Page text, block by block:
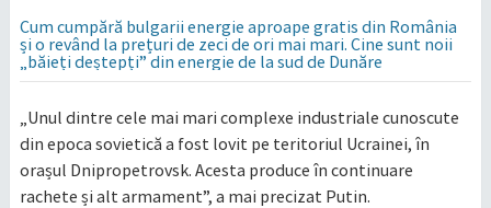
Cum cumpără bulgarii energie aproape gratis din România
și o revând la prețuri de zeci de ori mai mari. Cine sunt noii
„băieți deștepți” din energie de la sud de Dunăre
„Unul dintre cele mai mari complexe industriale cunoscute
din epoca sovietică a fost lovit pe teritoriul Ucrainei, în
orașul Dnipropetrovsk. Acesta produce în continuare
rachete și alt armament”, a mai precizat Putin.